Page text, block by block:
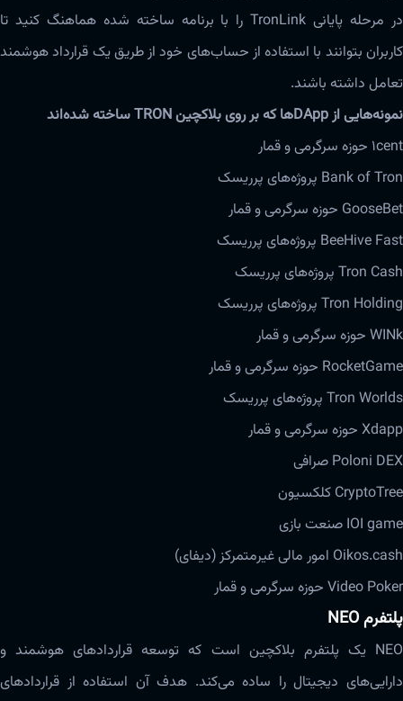
در مرحله‌ پایانی TronLink را با برنامه ساخته شده هماهنگ کنید تا
کاربران بتوانند با استفاده از حساب‌های خود از طریق یک قرارداد هوشمند
تعامل داشته باشند.
نمونه‌هایی از DApp‌ها که بر‌‌ روی بلاکچین TRON ساخته شده‌اند
1cent حوزه‌ سرگرمی و قمار
Bank of Tron پروژه‌های پرریسک
GooseBet حوزه‌ سرگرمی و قمار
BeeHive Fast پروژه‌های پرریسک
Tron Cash پروژه‌های پرریسک
Tron Holding پروژه‌های پرریسک
WINk حوزه‌ سرگرمی و قمار
RocketGame حوزه‌ سرگرمی و قمار
Tron Worlds پروژه‌های پرریسک
Xdapp حوزه‌ سرگرمی و قمار
Poloni DEX صرافی
CryptoTree کلکسیون
IOI game صنعت بازی
Oikos.cash امور مالی غیرمتمرکز (دیفای)
Video Poker حوزه‌ سرگرمی و قمار
پلتفرم NEO
NEO یک پلتفرم بلاکچین است که توسعه قراردادهای هوشمند و
دارایی‌های دیجیتال را ساده‌ می‌کند. هدف آن استفاده از قراردادهای